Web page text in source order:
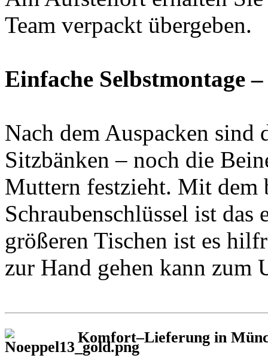
Team verpackt übergeben.
Einfache Selbstmontage
Nach dem Auspacken sind
Sitzbänken – noch die
Muttern festzieht. Mit dem
Schraubenschlüssel ist
größeren Tischen ist es
zur Hand gehen kann zum
Komfort–Lieferung in